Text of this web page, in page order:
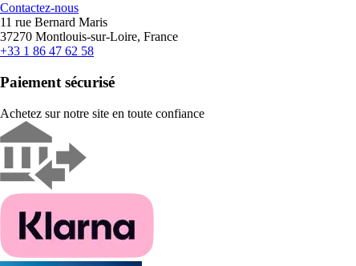
Contactez-nous
11 rue Bernard Maris
37270 Montlouis-sur-Loire, France
+33 1 86 47 62 58
Paiement sécurisé
Achetez sur notre site en toute confiance